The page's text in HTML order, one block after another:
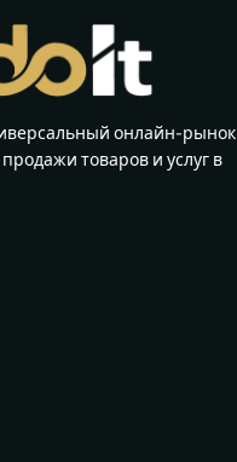
онлайн-рынок
товаров и услуг в